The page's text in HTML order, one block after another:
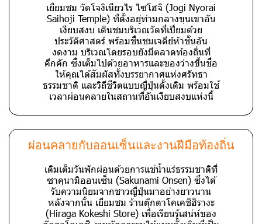
เยี่ยมชม วัดโจงิเนียวไร ไซโฮจิ (Jogi Nyorai
Saihoji Temple) ที่ตั้งอยู่ท่ามกลางขุนเขาอัน
เงียบสงบ เดินชมบริเวณวัดที่เปี่ยมด้วย
ประวัติศาสตร์ พร้อมชื่นชมเจดีย์ห้าชั้นอัน
งดงาม บริเวณโดยรอบยังมีตลาดท้องถิ่นที่
คึกคัก ซึ่งเต็มไปด้วยอาหารและของว่างขึ้นชื่อ
ให้คุณได้สัมผัสทั้งบรรยากาศแห่งศรัทธา
ธรรมชาติ และวิถีชีวิตแบบญี่ปุ่นดั้งเดิม พร้อมใช้
เวลาผ่อนคลายในสถานที่อันเงียบสงบแห่งนี้
ผ่อนคลายกับออนเซ็นและงานฝีมือท้องถิ่น
เติมเต็มวันพักผ่อนด้วยการแช่น้ำแร่ธรรมชาติที่
ซาคุนามิออนเซ็น (Sakunami Onsen) ซึ่งได้
รับความนิยมจากชาวญี่ปุ่นมาอย่างยาวนาน
หลังจากนั้น เยี่ยมชม ร้านตุ๊กตาโคเคชิฮิรางะ
(Hiraga Kokeshi Store) เพื่อเรียนรู้เสน่ห์ของ